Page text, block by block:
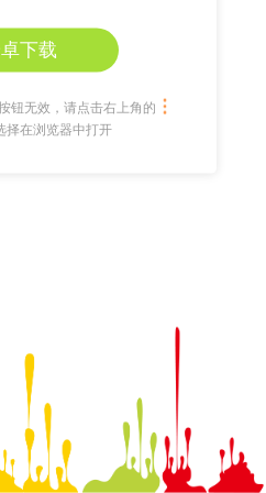
下载
钮无效，请点击右上角的
择在浏览器中打开